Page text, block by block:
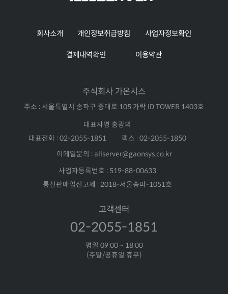
회사소개 개인정보취급방침 사업자정보확인
결제내역확인 이용약관
주식회사 가온시스
주소 : 서울특별시 송파구 중대로 105 가락 ID TOWER 1403호
대표자명 홍광의
대표전화 : 02-2055-1851
팩스 : 02-2055-1850
이메일문의 : allserver@gaonsys.co.kr
사업자등록번호 : 519-88-00633
통신판매업신고제 : 2018-서울송파-1051호
고객센터
02-2055-1851
평일 09:00 ~ 18:00
(주말/공휴일 휴무)